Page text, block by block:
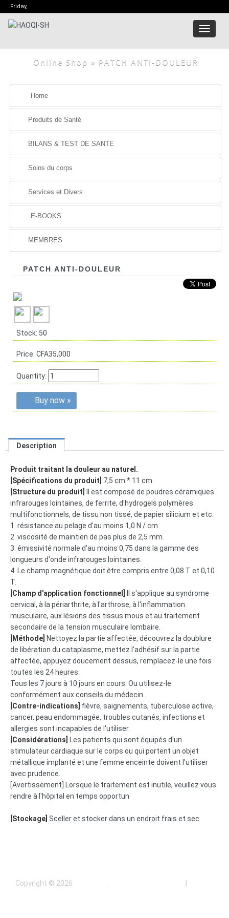
Friday,
Menu
Online Shop » PATCH ANTI-DOULEUR
Home
Produits de Santé
BILANS & TEST DE SANTE
Soins du corps
Services et Divers
E-BOOKS
MEMBRES
PATCH ANTI-DOULEUR
Stock: 50
Price: CFA35,000
Quantity:
Buy now »
Description
Produit traitant la douleur au naturel.
[Spécifications du produit] 7,5 cm * 11 cm
[Structure du produit]
Il est composé de poudres céramiques
infrarouges lointaines, de ferrite, d'hydrogels polymères
multifonctionnels, de tissu non tissé, de papier silicium et etc.
1. résistance au pelage d'au moins 1,0 N / cm.
2. viscosité de maintien de pas plus de 2,5 mm.
3. émissivité normale d'au moins 0,75 dans la gamme des
longueurs d'onde infrarouges lointaines.
4. Le champ magnétique doit être compris entre 0,08 T et 0,10
T.
[Champ d'application fonctionnel]
Il s'applique au syndrome
cervical, à la périarthrite, à l'arthrose, à l'inflammation
musculaire, aux lésions des tissus mous et au traitement
secondaire de la tension musculaire lombaire.
[Méthode] Nettoyez la partie affectée, découvrez la doublure
de libération du cataplasme, mettez l'adhésif sur la partie
affectée, appuyez doucement dessus, remplacez-le une fois
toutes les 24 heures.
Tous les 7 jours à 10 jours en cours. Ou utilisez-le
conformément aux conseils du médecin .
[Contre-indications] fièvre, saignements, tuberculose active,
cancer, peau endommagée, troubles cutanés, infections et
allergies sont incapables de l'utiliser.
[Considérations]
Les patients qui sont équipés d'un
stimulateur cardiaque sur le corps ou qui portent un objet
métallique implanté et une femme enceinte doivent l'utiliser
avec prudence.
[Avertissement] Lorsque le traitement est inutile, veuillez vous
rendre à l'hôpital en temps opportun
[Stockage] Sceller et stocker dans un endroit frais et sec.
Copyright © 2026